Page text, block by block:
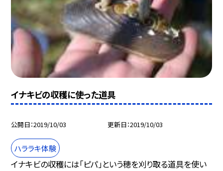
イナキビの収穫に使った道具
公開日 2019/10/03 更新日 2019/10/03
ハララキ体験
イナキビの収穫には「ピパ」という穂を刈り取る道具を使い